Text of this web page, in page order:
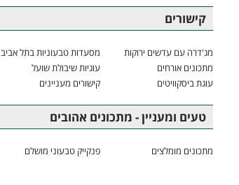
קישורים
מג'דרה עם עדשים ירוקות
מסעדות טבעוניות בתל אביב
מתכונים אורחים
עוגיות שיבולת שועל
עוגת ביסקוויטים
קישורים מעניינים
טעים ומעניין - מתכונים אהובים
מתכונים מומלצים פנקייק טבעוני מושלם